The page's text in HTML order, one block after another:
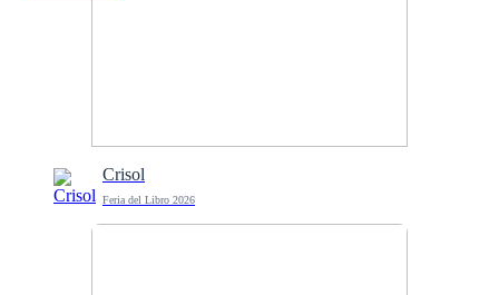
Crisol
Feria del Libro 2026